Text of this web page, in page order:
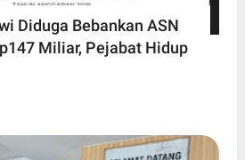
Diduga Bebankan ASN
Miliar, Pejabat Hidup